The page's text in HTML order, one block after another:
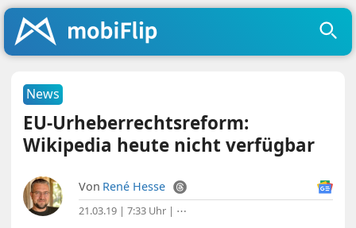
News
EU-Urheberrechtsreform:
Wikipedia heute nicht verfügbar
Von René Hesse
21.03.19 | 7:33 Uhr | ⋯